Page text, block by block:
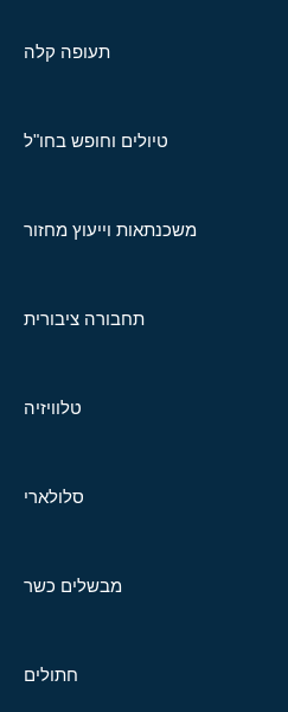
תעופה קלה
טיולים וחופש בחו"ל
משכנתאות וייעוץ מחזור
תחבורה ציבורית
טלוויזיה
סלולארי
מבשלים כשר
חתולים